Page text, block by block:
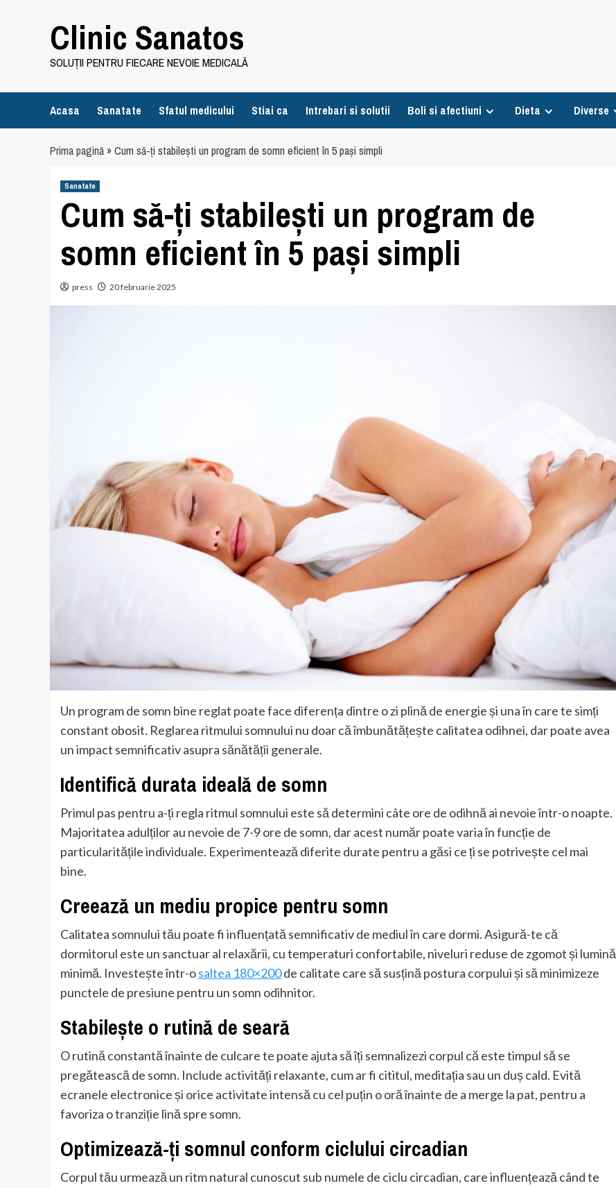
Clinic Sanatos
SOLUȚII PENTRU FIECARE NEVOIE MEDICALĂ
Acasa Sanatate Sfatul medicului Stiai ca Intrebari si solutii Boli si afectiuni Dieta Diverse
Prima pagină»Cum să-ți stabilești un program de somn eficient în 5 pași simpli
Sanatate
Cum să-ți stabilești un program de
somn eficient în 5 pași simpli
press 20 februarie 2025
Un program de somn bine reglat poate face diferența dintre o zi plină de energie și una în care te simți
constant obosit. Reglarea ritmului somnului nu doar că îmbunătățește calitatea odihnei, dar poate avea
un impact semnificativ asupra sănătății generale.
Identifică durata ideală de somn
Primul pas pentru a-ți regla ritmul somnului este să determini câte ore de odihnă ai nevoie într-o noapte.
Majoritatea adulților au nevoie de 7-9 ore de somn, dar acest număr poate varia în funcție de
particularitățile individuale. Experimentează diferite durate pentru a găsi ce ți se potrivește cel mai
bine.
Creează un mediu propice pentru somn
Calitatea somnului tău poate fi influențată semnificativ de mediul în care dormi. Asigură-te că
dormitorul este un sanctuar al relaxării, cu temperaturi confortabile, niveluri reduse de zgomot și lumină
minimă. Investește într-osaltea 180×200de calitate care să susțină postura corpului și să minimizeze
punctele de presiune pentru un somn odihnitor.
Stabilește o rutină de seară
O rutină constantă înainte de culcare te poate ajuta să îți semnalizezi corpul că este timpul să se
pregătească de somn. Include activități relaxante, cum ar fi cititul, meditația sau un duș cald. Evită
ecranele electronice și orice activitate intensă cu cel puțin o oră înainte de a merge la pat, pentru a
favoriza o tranziție lină spre somn.
Optimizează-ți somnul conform ciclului circadian
Corpul tău urmează un ritm natural cunoscut sub numele de ciclu circadian, care influențează când te